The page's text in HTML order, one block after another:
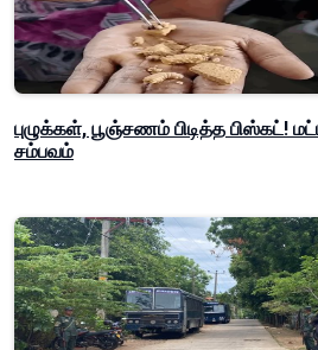
புழுக்கள், பூஞ்சணம் பிடித்த பிஸ்கட்!
சம்பவம்